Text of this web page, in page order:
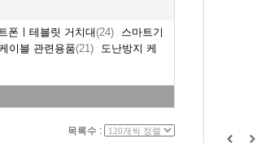
폰ㅣ테블릿 거치대 (24) : 스마트기
이블 관련용품(21) : 도난방지 케
목록수 :